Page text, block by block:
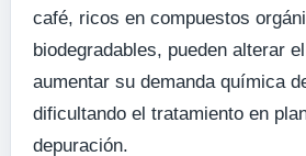
café, ricos en compuestos
biodegradables, pueden alterar
aumentar su demanda química
dificultando el tratamiento en
depuración.